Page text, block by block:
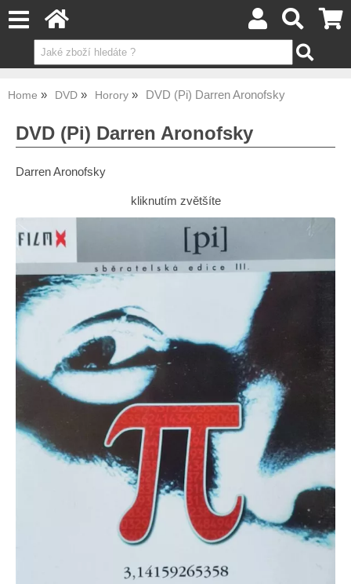
Home DVD Horory DVD (Pi) Darren Aronofsky
DVD (Pi) Darren Aronofsky
Darren Aronofsky
kliknutím zvětšíte